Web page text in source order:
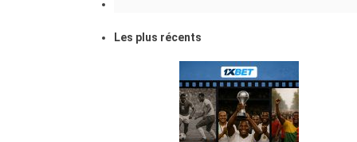
Les plus récents